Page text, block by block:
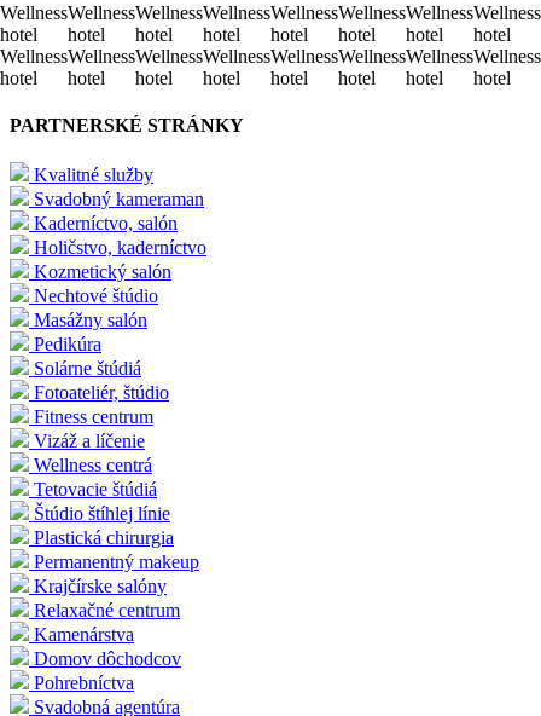
Wellness
hotel
Wellness
hotel
Wellness
hotel
Wellness
hotel
Wellness
hotel
Wellness
hotel
Wellness
hotel
Wellness
hotel
Wellness
hotel
Wellness
hotel
Wellness
hotel
Wellness
hotel
Wellness
hotel
Wellness
hotel
Wellness
hotel
Wellness
hotel
PARTNERSKÉ STRÁNKY
Kvalitné služby
Svadobný kameraman
Kaderníctvo, salón
Holičstvo, kaderníctvo
Kozmetický salón
Nechtové štúdio
Masážny salón
Pedikúra
Solárne štúdiá
Fotoateliér, štúdio
Fitness centrum
Vizáž a líčenie
Wellness centrá
Tetovacie štúdiá
Štúdio štíhlej línie
Plastická chirurgia
Permanentný makeup
Krajčírske salóny
Relaxačné centrum
Kamenárstva
Domov dôchodcov
Pohrebníctva
Svadobná agentúra